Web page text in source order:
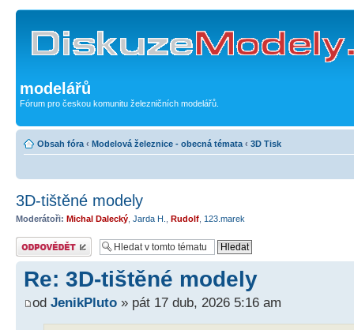
modelářů
Fórum pro českou komunitu železničních modelářů.
Obsah fóra ‹ Modelová železnice - obecná témata ‹ 3D Tisk
3D-tištěné modely
Moderátoři: Michal Dalecký Jarda H. Rudolf 123.marek
Odeslat odpověď
Re: 3D-tištěné modely
od JenikPluto » pát 17 dub, 2026 5:16 am